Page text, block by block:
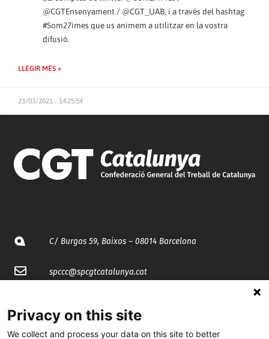
@CGTEnsenyament / @CGT_UAB, i a través del hashtag
#Som27imes que us animem a utilitzar en la vostra
difusió.
LLEGIR MÉS »
23/03/2021 - 14:25:54
C/ Burgos 59, Baixos – 08014 Barcelona
spccc@spcgtcatalunya.cat
@CGTCatalunya
Privacy on this site
We collect and process your data on this site to better